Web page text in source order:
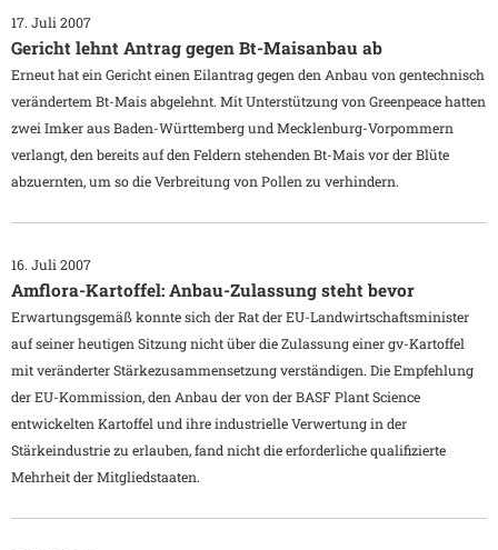
17. Juli 2007
Gericht lehnt Antrag gegen Bt-Maisanbau ab
Erneut hat ein Gericht einen Eilantrag gegen den Anbau von gentechnisch
verändertem Bt-Mais abgelehnt. Mit Unterstützung von Greenpeace hatten
zwei Imker aus Baden-Württemberg und Mecklenburg-Vorpommern
verlangt, den bereits auf den Feldern stehenden Bt-Mais vor der Blüte
abzuernten, um so die Verbreitung von Pollen zu verhindern.
16. Juli 2007
Amflora-Kartoffel: Anbau-Zulassung steht bevor
Erwartungsgemäß konnte sich der Rat der EU-Landwirtschaftsminister
auf seiner heutigen Sitzung nicht über die Zulassung einer gv-Kartoffel
mit veränderter Stärkezusammensetzung verständigen. Die Empfehlung
der EU-Kommission, den Anbau der von der BASF Plant Science
entwickelten Kartoffel und ihre industrielle Verwertung in der
Stärkeindustrie zu erlauben, fand nicht die erforderliche qualifizierte
Mehrheit der Mitgliedstaaten.